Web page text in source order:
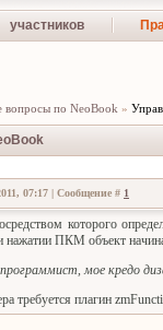
по NeoBook »
07:17 | Сообщение # 1
которого
нажатии ПКМ объект
мое кредо
требуется плагин